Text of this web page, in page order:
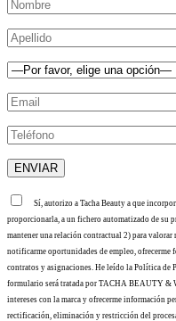
Sí, autorizo a Tacha Beauty a que
proporcionarla, a un fichero automatizado de su
mantener una relación contractual 2) para valorar
notificarme oportunidades de empleo,
contratos y asignaciones. He leído la Política de
formulario será tratada por TACHA BEAUTY &
intereses con la marca y ofrecerme información
rectificación, eliminación y restricción del